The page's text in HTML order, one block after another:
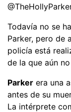
Todavía no se
Parker, pero de
policía está
de la que aún
Parker era una
antes de su
La intérprete